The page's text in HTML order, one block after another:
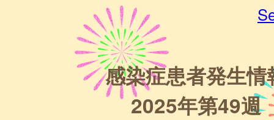
感染症患者発生情
2025年第49週